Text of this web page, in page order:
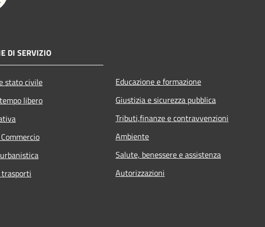
DI SERVIZIO
stato civile
libero
Educazione e formazione
Giustizia e sicurezza pubblica
Tributi,finanze e contravvenzioni
Ambiente
Salute, benessere e assistenza
Autorizzazioni